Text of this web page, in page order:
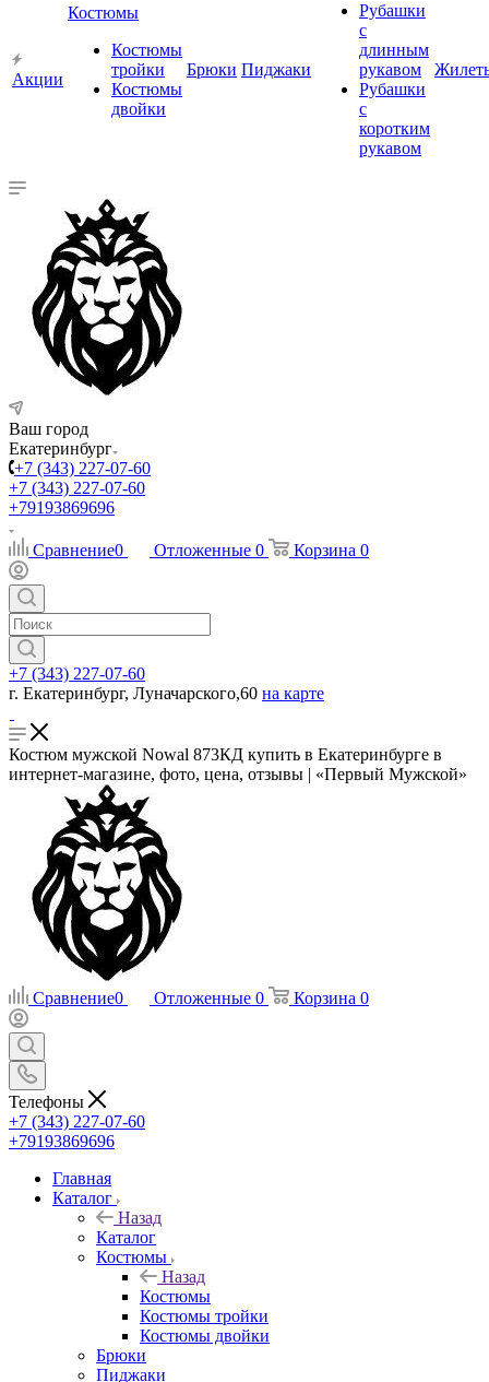
Акции
Костюмы
Костюмы
тройки
Костюмы
двойки
Брюки Пиджаки
Рубашки
с
длинным
рукавом
Рубашки
с
коротким
рукавом
Ваш город
Екатеринбург
+7 (343) 227-07-60
+7 (343) 227-07-60
+79193869696
Сравнение0 Отложенные 0 Корзина 0
+7 (343) 227-07-60
г. Екатеринбург, Луначарского,60 на карте
Костюм мужской Nowal 873КД купить в Екатеринбурге в
интернет-магазине, фото, цена, отзывы | «Первый Мужской»
Сравнение0 Отложенные 0 Корзина 0
Телефоны
+7 (343) 227-07-60
+79193869696
Главная
Каталог
Назад
Каталог
Костюмы
Назад
Костюмы
Костюмы тройки
Костюмы двойки
Брюки
Пиджаки